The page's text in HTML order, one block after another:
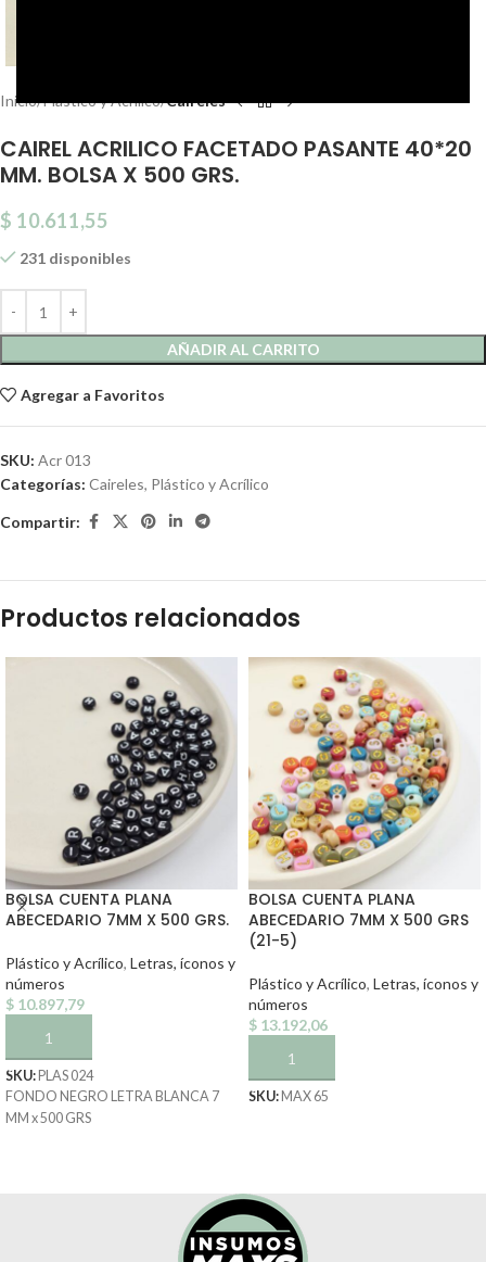
Inicio Plástico y Acrílico Caireles
CAIREL ACRILICO FACETADO PASANTE 40*20
MM. BOLSA X 500 GRS.
$ 10.611,55
231 disponibles
AÑADIR AL CARRITO
Agregar a Favoritos
SKU: Acr 013
Categorías: Caireles, Plástico y Acrílico
Compartir:
Productos relacionados
BOLSA CUENTA PLANA
ABECEDARIO 7MM X 500 GRS.
Plástico y Acrílico, Letras, íconos y
números
$ 10.897,79
AÑADIR AL CARRITO
SKU: PLAS 024
FONDO NEGRO LETRA BLANCA 7
MM x 500 GRS
BOLSA CUENTA PLANA
ABECEDARIO 7MM X 500 GRS
(21-5)
Plástico y Acrílico, Letras, íconos y
números
$ 13.192,06
AÑADIR AL CARRITO
SKU: MAX 65